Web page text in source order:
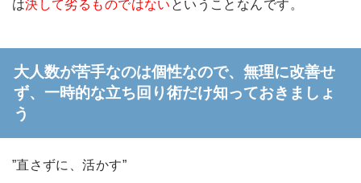
は決して劣るものではない ということなんです。
大人数が苦手なのは個性なので、無理に改善せ
ず、一時的な立ち回り術だけ知っておきましょ
う
”直さずに、活かす”